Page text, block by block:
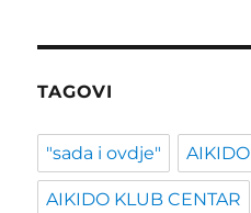
TAGOVI
"sada i ovdje" AIKIDO
AIKIDO KLUB CENTAR